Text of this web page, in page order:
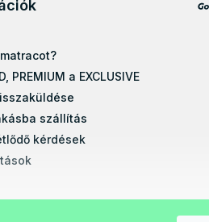
PREMIUM a EXCLUSIVE
szállítás
kérdések